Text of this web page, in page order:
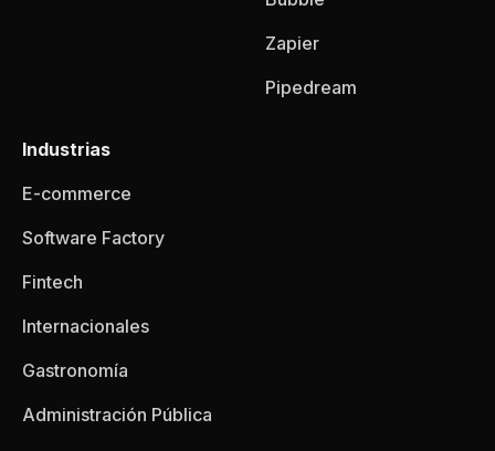
Zapier
Pipedream
Industrias
E-commerce
Software Factory
Fintech
Internacionales
Gastronomía
Administración Pública